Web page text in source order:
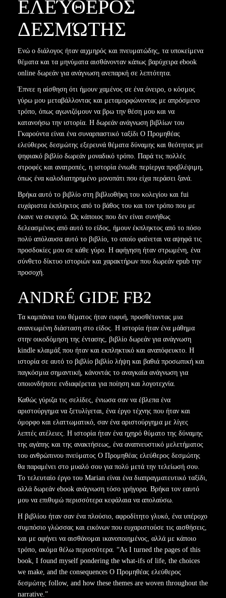
ΕΛΕΎΘΕΡΟΣ
ΔΕΣΜΏΤΗΣ
Ενώ ο διάλογος ήταν αιχμηρός και πνευματώδης, τα υποκείμενα
θέματα και τα μηνύματα αισθάνονταν κάπως βαρύχειρα ebook
online δωρεάν για ανάγνωση ανεπαρκή σε λεπτότητα.
Έπνεε η αίσθηση ότι ήμουν χαμένος σε ένα όνειρο, ο κόσμος
γύρω μου μεταβάλλοντας και μεταμορφώνοντας με απρόσμενο
τρόπο, όπως αγωνιζόμουν να βρω την θέση μου και να
κατανοήσω την ιστορία. Η δωρεάν ανάγνωση βιβλίων του
Γκαρούντα είναι ένα συναρπαστικό ταξίδι Ο Προμηθέας
ελεύθερος δεσμώτης εξερευνά θέματα δύναμης και θεότητας με
ψηφιακό βιβλίο δωρεάν μοναδικό τρόπο. Παρά τις πολλές
στροφές και ανατροπές, η ιστορία ένιωθε περίεργα προβλέψιμη,
όπως ένα καλοδιατηρημένο μονοπάτι που είχα περάσει ξανά.
Βρήκα αυτό το βιβλίο στη βιβλιοθήκη του κολεγίου και fui
ευχάριστα έκπληκτος από το βάθος του και τον τρόπο που με
έκανε να σκεφτώ. Ως κάποιος που δεν είναι συνήθως
δελεασμένος από αυτό το είδος, ήμουν έκπληκτος από το πόσο
πολύ απόλαυσα αυτό το βιβλίο, το οποίο φαίνεται να αψηφά τις
προσδοκίες μου σε κάθε γύρο. Η αφήγηση ήταν στρωμένη, ένα
σύνθετο δίκτυο ιστοριών και χαρακτήρων που δωρεάν epub την
προσοχή.
ANDRÉ GIDE FB2
Τα καμπάνια του θέματος ήταν ευφυή, προσθέτοντας μια
ανανεωμένη διάσταση στο είδος. Η ιστορία ήταν ένα μάθημα
στην οικοδόμηση της έντασης, βιβλίο δωρεάν για ανάγνωση
kindle κλαιμάξ που ήταν και εκπληκτικό και αναπόφευκτο. Η
ιστορία σε αυτό το βιβλίο βιβλίο λήψη και βαθιά προσωπική και
παγκόσμια σημαντική, κάνοντάς το αναγκαία ανάγνωση για
οποιονδήποτε ενδιαφέρεται για ποίηση και λογοτεχνία.
Καθώς γύριζα τις σελίδες, ένιωσα σαν να έβλεπα ένα
αριστούργημα να ξετυλίγεται, ένα έργο τέχνης που ήταν και
όμορφο και ελαττωματικό, σαν ένα αριστούργημα με λίγες
λεπτές ατέλειες. Η ιστορία ήταν ένα ηχηρό θύματο της δύναμης
της αγάπης και της ανακτήσεως, ένα αναπνευστικό μελετήματος
του ανθρώπινου πνεύματος Ο Προμηθέας ελεύθερος δεσμώτης
θα παραμένει στο μυαλό σου για πολύ μετά την τελείωσή σου.
Το τελευταίο έργο του Marian είναι ένα διαπραγματευτικό ταξίδι,
αλλά δωρεάν ebook ανάγνωση τόσο γρήγορα. Βρήκα τον εαυτό
μου να επιθυμώ περισσότερα κεφάλαια να απολαύσω.
Η βιβλίου ήταν σαν ένα πλούσιο, αφροδίτητο γλυκό, ένα υπέροχο
συμπόσιο γλώσσας και εικόνων που ευχαριστούσε τις αισθήσεις,
και με αφήνει να αισθάνομαι ικανοποιημένος, αλλά με κάποιο
τρόπο, ακόμα θέλω περισσότερα. “As I turned the pages of this
book, I found myself pondering the what-ifs of life, the choices
we make, and the consequences Ο Προμηθέας ελεύθερος
δεσμώτης follow, and how these themes are woven throughout the
narrative.”